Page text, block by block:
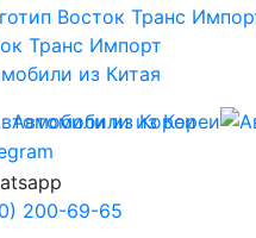
Транс Импорт
из Китая
Автомобили из Кореи
200-69-65